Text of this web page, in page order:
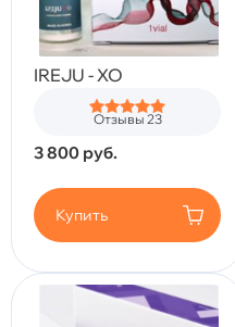
IREJU - XO
Отзывы 23
3 800 руб.
Купить